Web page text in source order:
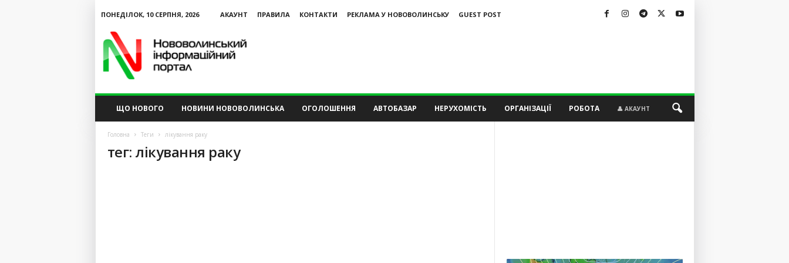
ПОНЕДІЛОК, 10 СЕРПНЯ, 2026 АКАУНТ ПРАВИЛА КОНТАКТИ РЕКЛАМА У НОВОВОЛИНСЬКУ
GUEST POST
ЩО НОВОГО НОВИНИ НОВОВОЛИНСЬКА ОГОЛОШЕННЯ АВТОБАЗАР НЕРУХОМІСТЬ ОРГАНІЗАЦІЇ РОБОТА 👤 АКАУНТ
Головна Теги лікування раку
тег: лікування раку